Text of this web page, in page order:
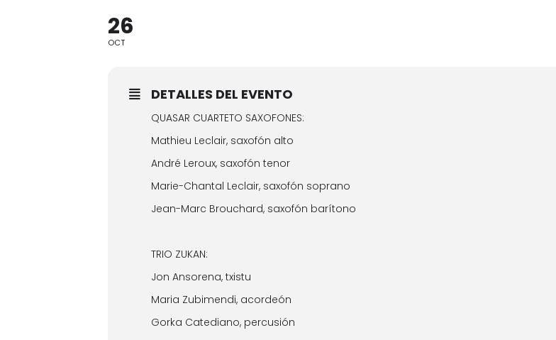
26
OCT
DETALLES DEL EVENTO
QUASAR CUARTETO SAXOFONES:
Mathieu Leclair, saxofón alto
André Leroux, saxofón tenor
Marie-Chantal Leclair, saxofón soprano
Jean-Marc Brouchard, saxofón barítono
TRIO ZUKAN:
Jon Ansorena, txistu
Maria Zubimendi, acordeón
Gorka Catediano, percusión